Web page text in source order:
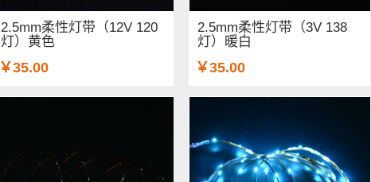
2.5mm柔性灯带（12V 120
灯）黄色
￥35.00
2.5mm柔性灯带（3V 138
灯）暖白
￥35.00